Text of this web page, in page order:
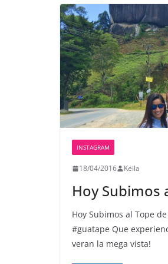
INSTAGRAM
18/04/2016 Keila
Hoy Subimos
Hoy Subimos al Tope
#guatape Que
veran la mega vista!